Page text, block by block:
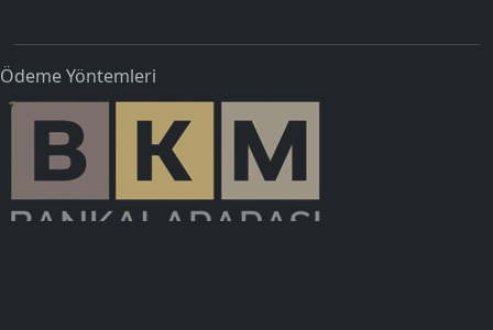
Ödeme Yöntemleri